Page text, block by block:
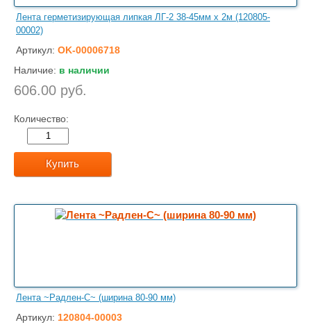
Лента герметизирующая липкая ЛГ-2 38-45мм х 2м (120805-
00002)
Артикул: OK-00006718
Наличие: в наличии
606.00 руб.
Количество:
Купить
Лента ~Радлен-С~ (ширина 80-90 мм)
Артикул: 120804-00003